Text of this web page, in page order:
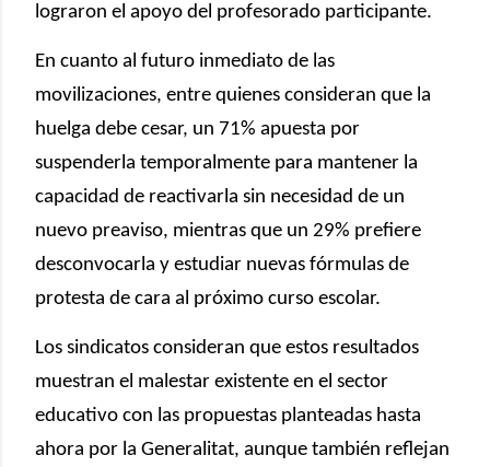
lograron el apoyo del profesorado participante.
En cuanto al futuro inmediato de las
movilizaciones, entre quienes consideran que la
huelga debe cesar, un 71% apuesta por
suspenderla temporalmente para mantener la
capacidad de reactivarla sin necesidad de un
nuevo preaviso, mientras que un 29% prefiere
desconvocarla y estudiar nuevas fórmulas de
protesta de cara al próximo curso escolar.
Los sindicatos consideran que estos resultados
muestran el malestar existente en el sector
educativo con las propuestas planteadas hasta
ahora por la Generalitat, aunque también reflejan